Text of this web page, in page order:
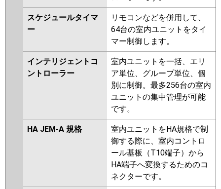
スケジュールタイマ
ー
リモコンなどを併用して、
64台の室内ユニットをタイ
マー制御します。
インテリジェントコ
ントローラー
室内ユニットを一括、エリ
ア単位、グループ単位、個
別に制御。最多256台の室内
ユニットの集中管理が可能
です。
HA JEM-A 規格
室内ユニットをHA規格で制
御する際に、室内コントロ
ール基板（T10端子）から
HA端子へ変換するためのコ
ネクターです。